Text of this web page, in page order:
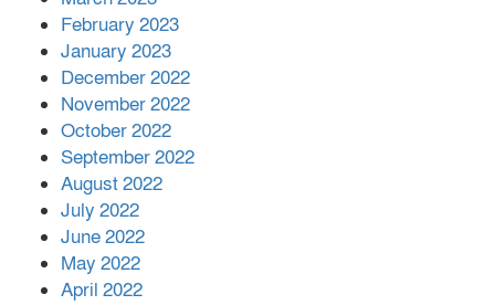
February 2023
January 2023
December 2022
November 2022
October 2022
September 2022
August 2022
July 2022
June 2022
May 2022
April 2022